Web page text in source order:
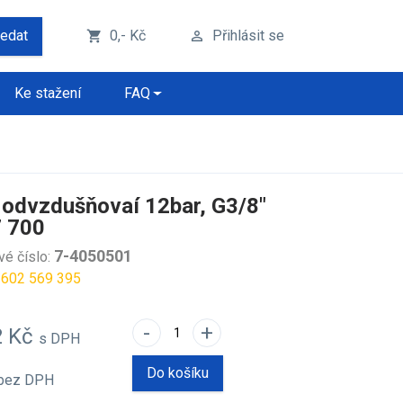
shopping_cart 0,- Kč perm_identity Přihlásit se
Ke stažení FAQ
12bar, G3/8"
700
číslo: 7-4050501
569 395
Kč s DPH
DPH
- +
Do košíku